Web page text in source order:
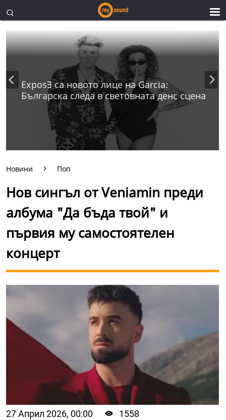
ExposƎ са новото лице на Garcia:
Българска следа в световната денс сцена
Новини Поп
Нов сингъл от Veniamin преди
албума "Да бъда твой" и
първия му самостоятелен
концерт
27 Април 2026, 00:00 1558